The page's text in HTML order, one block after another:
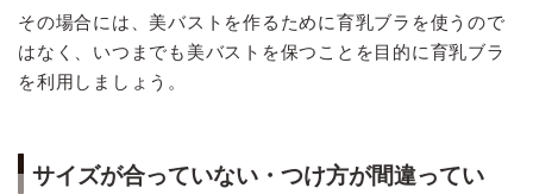
その場合には、美バストを作るために育乳ブラを使うので
はなく、いつまでも美バストを保つことを目的に育乳ブラ
を利用しましょう。
サイズが合っていない・つけ方が間違ってい